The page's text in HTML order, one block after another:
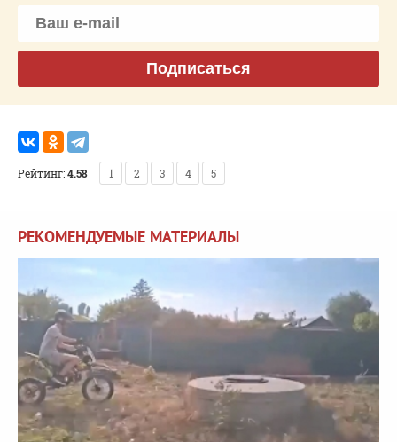
Подписаться
Рейтинг:4.58 1 2 3 4 5
РЕКОМЕНДУЕМЫЕ МАТЕРИАЛЫ